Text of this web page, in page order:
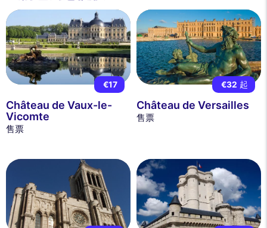
€17
Château de Vaux-le-
Vicomte
售票
€32 起
Château de Versailles
售票